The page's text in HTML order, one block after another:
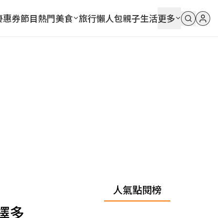
惠券節目熱門美食 旅行懶人包親子生活更多
多
人氣點閱榜